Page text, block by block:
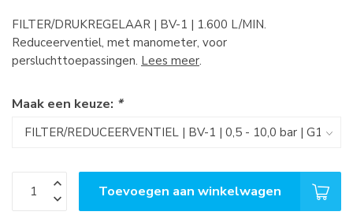
FILTER/DRUKREGELAAR | BV-1 | 1.600 L/MIN.
Reduceerventiel, met manometer, voor
persluchttoepassingen. Lees meer.
Maak een keuze: *
Toevoegen aan winkelwagen